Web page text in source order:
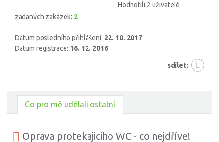
Hodnotili 2 uživatelé
zadaných zakázek: 2
Datum posledního přihlášení: 22. 10. 2017
Datum registrace: 16. 12. 2016
sdílet:
Co pro mě udělali ostatní
Oprava protekajiciho WC - co nejdříve!